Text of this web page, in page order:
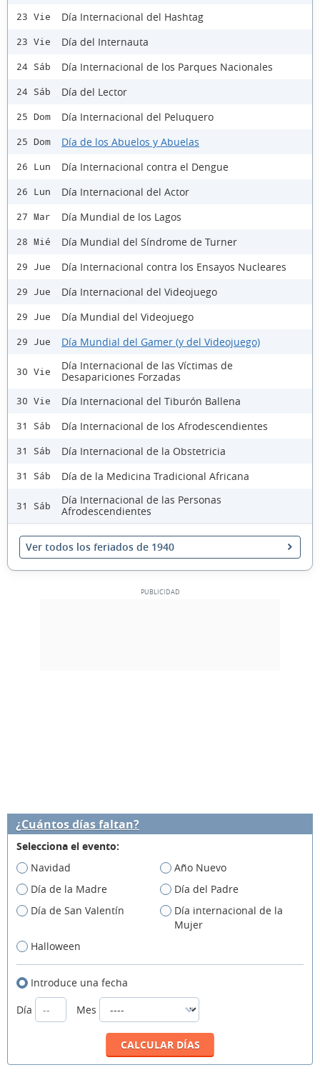
23 Vie Día Internacional del Hashtag
23 Vie Día del Internauta
24 Sáb Día Internacional de los Parques Nacionales
24 Sáb Día del Lector
25 Dom Día Internacional del Peluquero
25 Dom Día de los Abuelos y Abuelas
26 Lun Día Internacional contra el Dengue
26 Lun Día Internacional del Actor
27 Mar Día Mundial de los Lagos
28 Mié Día Mundial del Síndrome de Turner
29 Jue Día Internacional contra los Ensayos Nucleares
29 Jue Día Internacional del Videojuego
29 Jue Día Mundial del Videojuego
29 Jue Día Mundial del Gamer (y del Videojuego)
30 Vie
Día Internacional de las Víctimas de
Desapariciones Forzadas
30 Vie Día Internacional del Tiburón Ballena
31 Sáb Día Internacional de los Afrodescendientes
31 Sáb Día Internacional de la Obstetricia
31 Sáb Día de la Medicina Tradicional Africana
31 Sáb
Día Internacional de las Personas
Afrodescendientes
Ver todos los feriados de 1940
¿Cuántos días faltan?
Selecciona el evento:
Navidad
Año Nuevo
Día de la Madre
Día del Padre
Día de San Valentín
Día internacional de la
Mujer
Halloween
Introduce una fecha
Día
Mes